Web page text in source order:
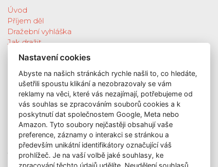
Úvod
Příjem děl
Dražební vyhláška
Jak dražit
Galerie
Katalog vydražených děl
O nás
GDPR
Kontakt
KONTAKT
GALERIE LAZARSKÁ
Lazarská 7
110 00 Praha 1
Nastavení cookies
Abyste na našich stránkách rychle našli to, co hledáte,
ušetřili spoustu klikání a nezobrazovaly se vám
reklamy na věci, které vás nezajímají, potřebujeme od
vás souhlas se zpracováním souborů cookies a k
poskytnutí dat společnostem Google, Meta nebo
Amazon. Tyto soubory nejčastěji obsahují vaše
preference, záznamy o interakci se stránkou a
především unikátní identifikátory označující váš
prohlížeč. Je na vaší volbě jaké souhlasy, ke
zpracování těchto údajů udělíte. Neudělení souhlasů